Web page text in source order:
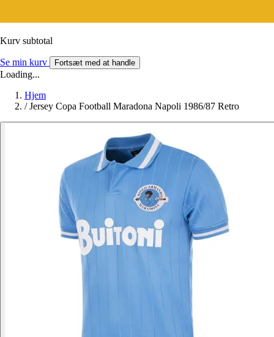
Kurv subtotal
Se min kurv Fortsæt med at handle
Loading...
Hjem
/ Jersey Copa Football Maradona Napoli 1986/87 Retro